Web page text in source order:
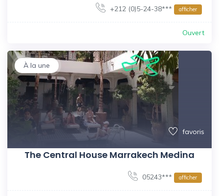
+212 (0)5-24-38*** afficher
Ouvert
À la une
favoris
The Central House Marrakech Medina
05243*** afficher